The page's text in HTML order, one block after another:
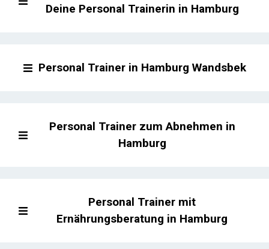
Deine Personal Trainerin in Hamburg
Personal Trainer in Hamburg Wandsbek
Personal Trainer zum Abnehmen in
Hamburg
Personal Trainer mit
Ernährungsberatung in Hamburg